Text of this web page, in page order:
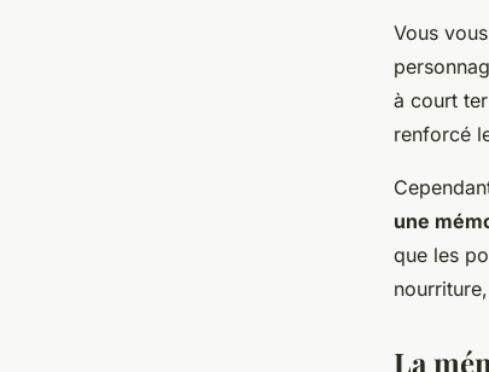
Vous
à court
renforcé
une
que les
La